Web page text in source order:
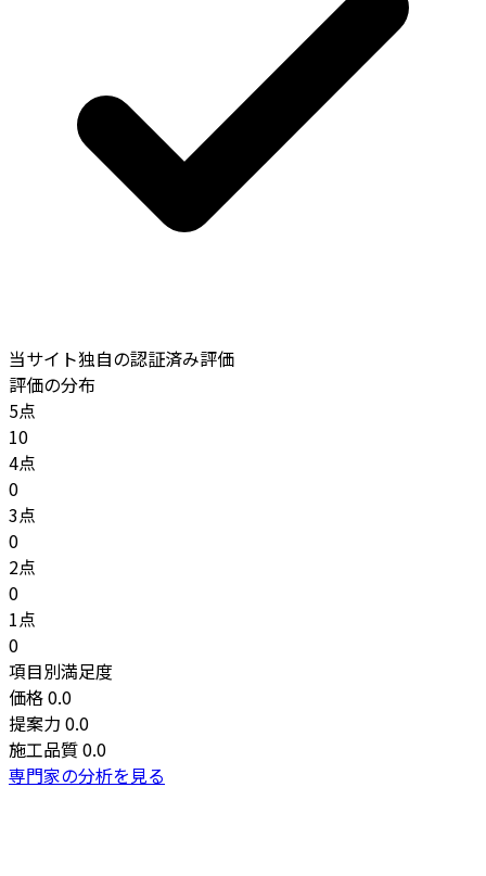
当サイト独自の認証済み評価
評価の分布
5点
10
4点
0
3点
0
2点
0
1点
0
項目別満足度
価格0.0
提案力 0.0
施工品質0.0
専門家の分析を見る